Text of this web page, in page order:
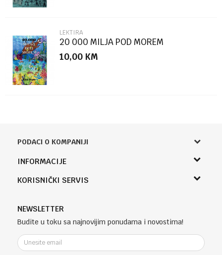
LEKTIRA
20 000 MILJA POD MOREM
10,00 KM
PODACI O KOMPANIJI
Knjižara Kultura
Knjaza Miloša 3A
Telefon (uprava firme Sladaboni d.o.o)
051 303 460
e-knjizara@knjizarakultura.com
INFORMACIJE
O nama
Kontakt
Klub povjerenja "Knjižara Kultura"
KORISNIČKI SERVIS
Politika privatnosti
Kako kupiti
Načini plaćanja
Plaćanje karticama
NEWSLETTER
Budite u toku sa najnovijim ponudama i novostima!